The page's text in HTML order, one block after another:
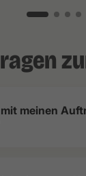
meinen